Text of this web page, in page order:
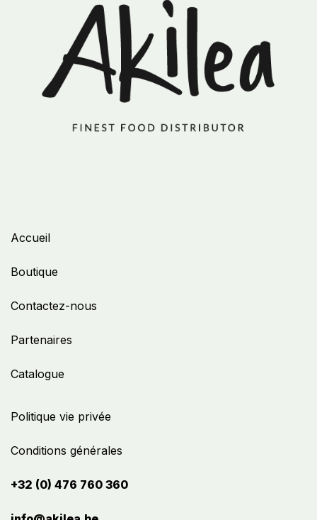
Politique vie privée
Conditions générales
+32 (0) 476 760 360
Accueil
Boutique
Contactez-nous
Partenaires
Catalogue